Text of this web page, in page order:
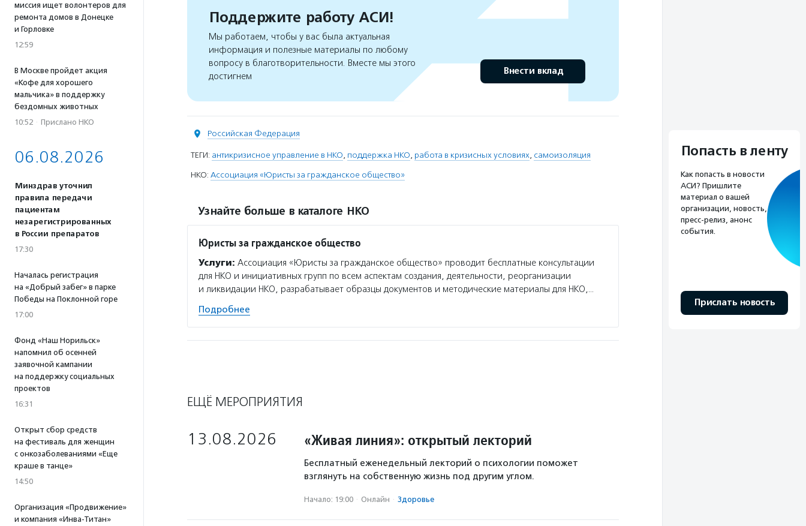
миссия ищет волонтеров для
ремонта домов в Донецке
и Горловке
12:59
В Москве пройдет акция
«Кофе для хорошего
мальчика» в поддержку
бездомных животных
10:52 · Прислано НКО
06.08.2026
Минздрав уточнил
правила передачи
пациентам
незарегистрированных
в России препаратов
17:30
Началась регистрация
на «Добрый забег» в парке
Победы на Поклонной горе
17:00
Фонд «Наш Норильск»
напомнил об осенней
заявочной кампании
на поддержку социальных
проектов
16:31
Открыт сбор средств
на фестиваль для женщин
с онкозаболеваниями «Еще
краше в танце»
14:50
Организация «Продвижение»
и компания «Инва-Титан»
Поддержите работу АСИ!
Мы работаем, чтобы у вас была актуальная
информация и полезные материалы по любому
вопросу в благотворительности. Вместе мы этого
достигнем
Внести вклад
Российская Федерация
ТЕГИ: антикризисное управление в НКО, поддержка НКО, работа в кризисных условиях, самоизоляция
НКО: Ассоциация «Юристы за гражданское общество»
Узнайте больше в каталоге НКО
Юристы за гражданское общество
Услуги: Ассоциация «Юристы за гражданское общество» проводит бесплатные консультации
для НКО и инициативных групп по всем аспектам создания, деятельности, реорганизации
и ликвидации НКО, разрабатывает образцы документов и методические материалы для НКО,…
Подробнее
ЕЩЁ МЕРОПРИЯТИЯ
13.08.2026 «Живая линия»: открытый лекторий
Бесплатный еженедельный лекторий о психологии поможет
взглянуть на собственную жизнь под другим углом.
Начало: 19:00 · Онлайн · Здоровье
Попасть в ленту
Как попасть в новости
АСИ? Пришлите
материал о вашей
организации, новость,
пресс-релиз, анонс
события.
Прислать новость